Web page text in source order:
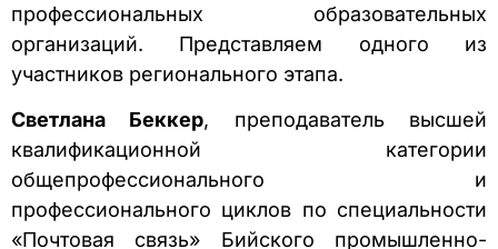
профессиональных образовательных
организаций. Представляем одного из
участников регионального этапа.
Светлана Беккер, преподаватель высшей
квалификационной категории
общепрофессионального и
профессионального циклов по специальности
«Почтовая связь» Бийского промышленно-